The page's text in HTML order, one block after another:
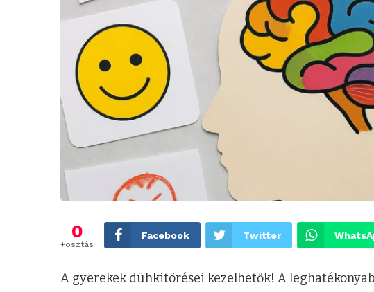
0
+osztás
Facebook Twitter
A gyerekek dühkitörései kezelhetők! A